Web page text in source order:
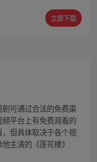
立即下载
可通过合法的免费渠
平台上有免费观看的
但具体取决于各个视
主演的《莲花楼》